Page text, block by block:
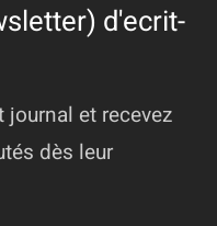
d'ecrit-
et recevez
dès leur